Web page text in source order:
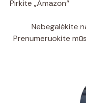
Pirkite „Amazon“
Nebegalėkite
Prenumeruokite